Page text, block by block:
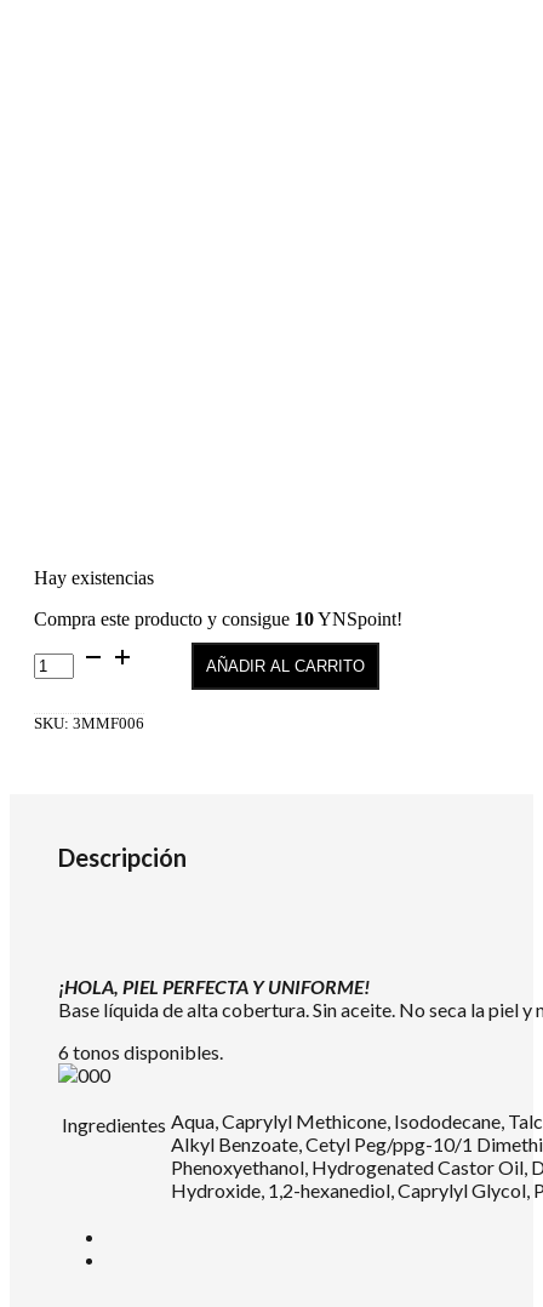
Hay existencias
Compra este producto y consigue 10YNSpoint!
MATTIFY
ME
MATTE
AÑADIR AL CARRITO
SKU: 3MMF006
Descripción
¡HOLA, PIEL PERFECTA Y UNIFORME!
Base líquida de alta cobertura. Sin aceite. No seca la piel y
6 tonos disponibles.
Ingredientes Aqua, Caprylyl Methicone, Isododecane,
Alkyl Benzoate, Cetyl Peg/ppg-10/1
Phenoxyethanol, Hydrogenated Castor Oil,
Hydroxide, 1,2-hexanediol, Caprylyl Glycol,